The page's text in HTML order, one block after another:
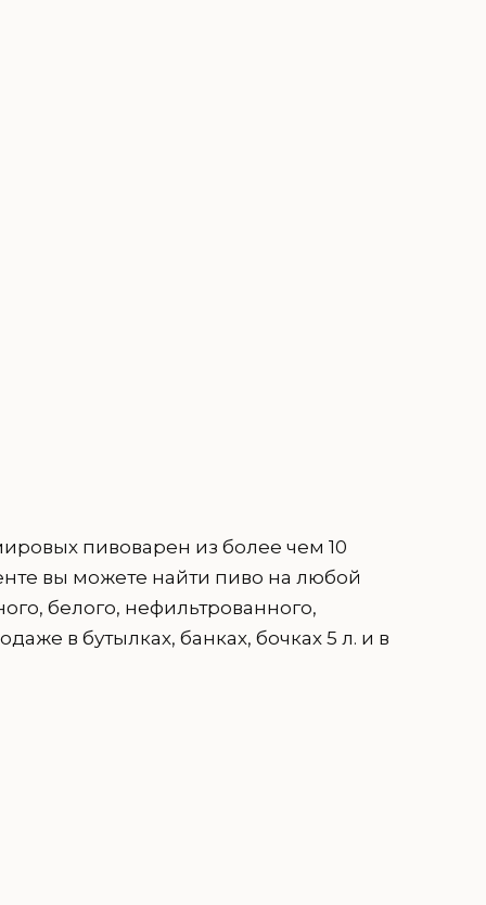
пивоварен из более чем 10
вы можете найти пиво на любой
белого, нефильтрованного,
в бутылках, банках, бочках 5 л. и в